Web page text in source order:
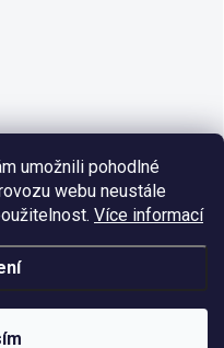
umožnili pohodlné
webu neustále
Více informací